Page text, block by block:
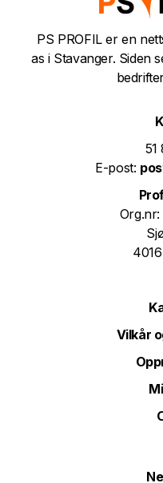
PS PROFIL er en
as i Stavanger. Siden
51
E-post:
Vilkår